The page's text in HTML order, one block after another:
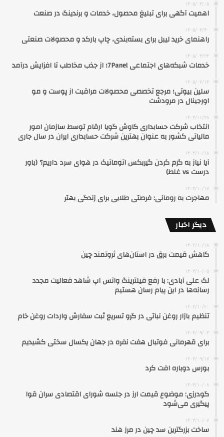
۱۴۰۵/۰۴/۰۵
اهمیت آگهی برای تبلیغ محصول، خدمات و برندینگ در صنعت
۱۴۰۵/۰۳/۳۰
راهنمای خرید لیبل برای بسته‌بندی، چاپ بارکد و محصولات صنعتی
۱۴۰۵/۰۳/۲۴
خدمات شبکه‌های اجتماعی 7Panel؛ از جذب مخاطب تا افزایش درآمد
۱۴۰۵/۰۲/۱۴
سلین بیوتی؛ مرجع تخصصی محصولات مراقبت از پوست و مو
اورجینال در مرودشت
۱۴۰۳/۱۱/۲۸
انتخاب شرکت حسابداری کاوش گویا ارقام توسط سازمان امور
مالیاتی کشور به عنوان بهترین شرکت حسابداری ایران در سال جاری
۱۴۰۳/۱۰/۱۸
آیا نیاز به گرم کردن گیربکس اتوماتیک در هوای سرد داریم؟ (باور
درست vs غلط)
۱۴۰۳/۱۰/۱۷
مهاجرت به رومانی: فرصتی طلایی برای زندگی بهتر
دیگر اخبار
۱۴۰۲/۱۰/۱۸
کاهش قیمت برق در استان‌های ثروتمند چین
۱۴۰۳/۱۰/۰۵
لک علی آبادی: با رفع فیلترینگ واتس اپ شاهد فعالیت مجدد
رسانه‌ها در این پیام رسان هستیم
۱۴۰۲/۱۰/۲۰
تنظیم بازار روغن نباتی در گرو تسریع ثبت سفارش واردات روغن خام
۱۴۰۳/۰۹/۰۳
برای قهرمانی فوتبال هفت نفره در جهان یکسال سختی کشیدیم
۱۴۰۳/۰۹/۱۷
بورس دوباره افت کرد
۱۴۰۳/۱۰/۰۸
گودرزی: موضوع قیمت ارز در جلسه شورای اقتصادی سران قوا
پیگیری می‌شود
۱۴۰۳/۱۰/۰۷
ساخت بزرگترین سد چین در مرز هند